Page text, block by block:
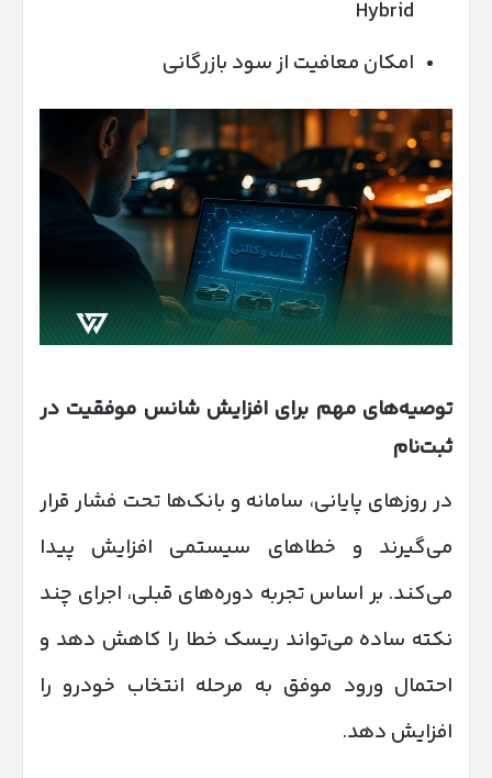
Hybrid
امکان معافیت از سود بازرگانی
توصیه‌های مهم برای افزایش شانس موفقیت در
ثبت‌نام
در روزهای پایانی، سامانه و بانک‌ها تحت فشار قرار
می‌گیرند و خطاهای سیستمی افزایش پیدا
می‌کند. بر اساس تجربه دوره‌های قبلی، اجرای چند
نکته ساده می‌تواند ریسک خطا را کاهش دهد و
احتمال ورود موفق به مرحله انتخاب خودرو را
افزایش دهد.